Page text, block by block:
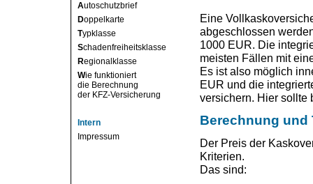
Autoschutzbrief
Doppelkarte
Typklasse
Schadenfreiheitsklasse
Regionalklasse
Wie funktioniert
die Berechnung
der KFZ-Versicherung
Intern
Impressum
Eine
abgeschlossen
1000 EUR. Die
meisten Fällen mit
Es ist also möglich
EUR und die
versichern. Hier sollte
Berechnung und
Der Preis der
Kriterien.
Das sind: